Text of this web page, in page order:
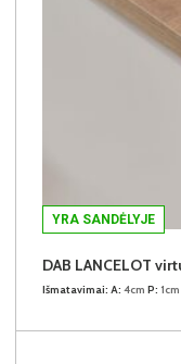
YRA SANDĖLYJE
Išmatavimai: A: 4cm P: 1cm